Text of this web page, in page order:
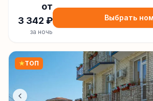
от
3 342 ₽
за ночь
Выбрать
★ТОП